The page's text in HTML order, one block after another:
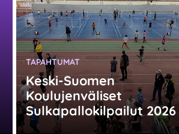
Keski-Suomen
Koulujenväliset
Sulkapallokilpailut 2026
KATEGORIA:
TAPAHTUMAT